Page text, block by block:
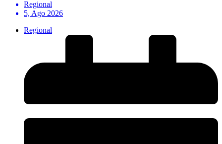
Regional
5, Ago 2026
Regional